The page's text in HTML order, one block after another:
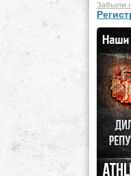
Забыли